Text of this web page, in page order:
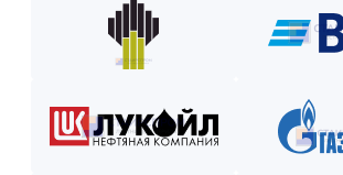
Рассчитаем стоимость, подберём
Как оплатить? Пошаговая
Оставьте заявку на сайте или
Получите смету и договор.